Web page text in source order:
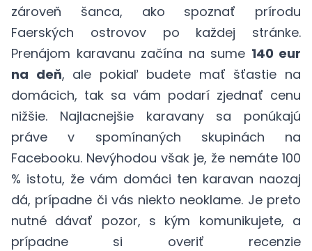
zároveň šanca, ako spoznať prírodu
Faerských ostrovov po každej stránke.
Prenájom karavanu začína na sume 140 eur
na deň, ale pokiaľ budete mať šťastie na
domácich, tak sa vám podarí zjednať cenu
nižšie. Najlacnejšie karavany sa ponúkajú
práve v spomínaných skupinách na
Facebooku. Nevýhodou však je, že nemáte 100
% istotu, že vám domáci ten karavan naozaj
dá, prípadne či vás niekto neoklame. Je preto
nutné dávať pozor, s kým komunikujete, a
prípadne si overiť recenzie